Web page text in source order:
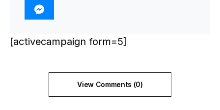
[activecampaign form=5]
View Comments (0)